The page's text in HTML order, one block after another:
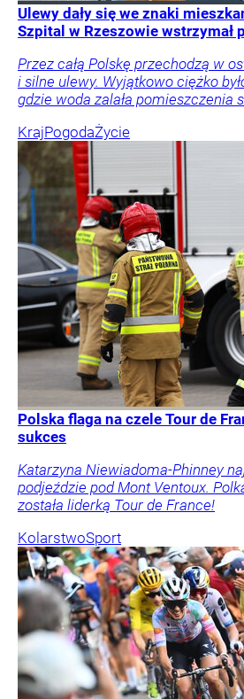
Ulewy dały się we znaki
Szpital w Rzeszowie wstrzymał
Przez całą Polskę przechodzą w
i silne ulewy. Wyjątkowo ciężko
gdzie woda zalała pomieszczenia
KrajPogodaŻycie
Polska flaga na czele Tour de
sukces
Katarzyna Niewiadoma-Phinney
podjeździe pod Mont Ventoux.
została liderką Tour de France!
KolarstwoSport